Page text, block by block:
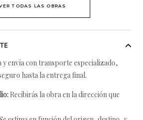
TODAS LAS OBRAS
y envía con transporte especializado,
hasta la entrega final.
Recibirás la obra en la dirección que